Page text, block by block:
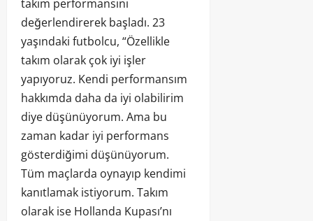
takım performansını
değerlendirerek başladı. 23
yaşındaki futbolcu, “Özellikle
takım olarak çok iyi işler
yapıyoruz. Kendi performansım
hakkımda daha da iyi olabilirim
diye düşünüyorum. Ama bu
zaman kadar iyi performans
gösterdiğimi düşünüyorum.
Tüm maçlarda oynayıp kendimi
kanıtlamak istiyorum. Takım
olarak ise Hollanda Kupası’nı